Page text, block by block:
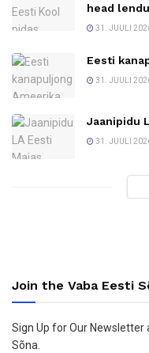
head
31. JUULI
Eesti
31. JUULI
Jaanipidu
31. JUULI
Join the Vaba Eesti
Sign Up for Our
Sõna.